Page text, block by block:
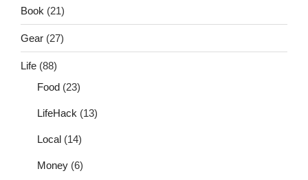
Book (21)
Gear (27)
Life (88)
Food (23)
LifeHack (13)
Local (14)
Money (6)